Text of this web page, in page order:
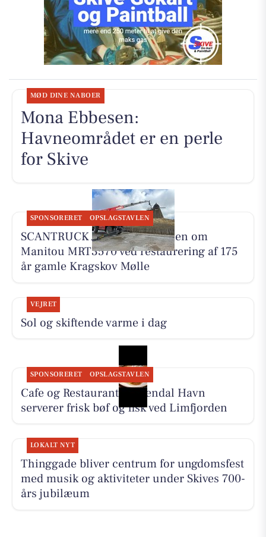
MØD DINE NABOER
Mona Ebbesen:
Havneområdet er en perle
for Skive
SPONSORERET OPSLAGSTAVLEN
SCANTRUCK A/S deler historien om
Manitou MRT3570 ved restaurering af 175
år gamle Kragskov Mølle
VEJRET
Sol og skiftende varme i dag
SPONSORERET OPSLAGSTAVLEN
Cafe og Restaurant Gyldendal Havn
serverer frisk bøf og fisk ved Limfjorden
LOKALT NYT
Thinggade bliver centrum for ungdomsfest
med musik og aktiviteter under Skives 700-
års jubilæum